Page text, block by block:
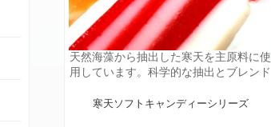
天然海藻から抽出した寒天を主原料に使
用しています。科学的な抽出とブレンド
で、酸に対して安定しています。さまざ
寒天ソフトキャンディーシリーズ